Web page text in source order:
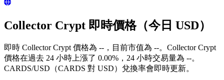
Collector Crypt 即時價格（今日 USD）
即時 Collector Crypt 價格為 --，目前市值為 --。Collector Crypt
價格在過去 24 小時上漲了 0.00%，24 小時交易量為 --。
CARDS/USD（CARDS 對 USD）兌換率會即時更新。